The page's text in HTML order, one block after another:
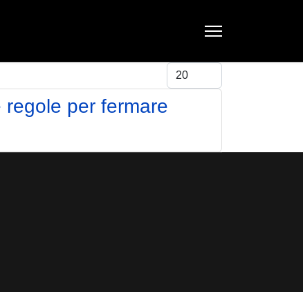
Visualizza #
per fermare